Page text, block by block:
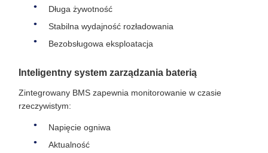
Długa żywotność
Stabilna wydajność rozładowania
Bezobsługowa eksploatacja
Inteligentny system zarządzania baterią
Zintegrowany BMS zapewnia monitorowanie w czasie
rzeczywistym:
Napięcie ogniwa
Aktualność